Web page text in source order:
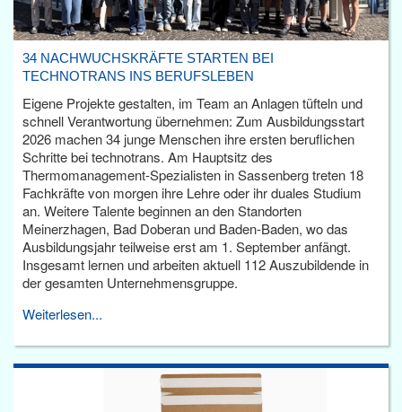
34 NACHWUCHSKRÄFTE STARTEN BEI
TECHNOTRANS INS BERUFSLEBEN
Eigene Projekte gestalten, im Team an Anlagen tüfteln und
schnell Verantwortung übernehmen: Zum Ausbildungsstart
2026 machen 34 junge Menschen ihre ersten beruflichen
Schritte bei technotrans. Am Hauptsitz des
Thermomanagement-Spezialisten in Sassenberg treten 18
Fachkräfte von morgen ihre Lehre oder ihr duales Studium
an. Weitere Talente beginnen an den Standorten
Meinerzhagen, Bad Doberan und Baden-Baden, wo das
Ausbildungsjahr teilweise erst am 1. September anfängt.
Insgesamt lernen und arbeiten aktuell 112 Auszubildende in
der gesamten Unternehmensgruppe.
Weiterlesen...